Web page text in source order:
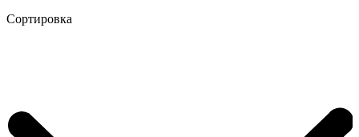
Сортировка